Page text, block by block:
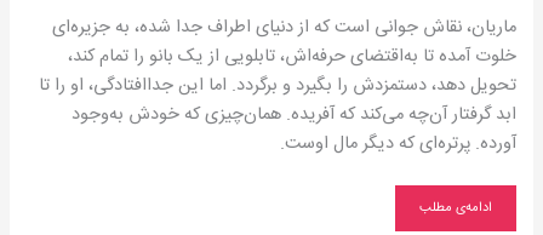
ماریان، نقاش جوانی است که از دنیای اطراف جدا شده، به جزیره‌ای
خلوت آمده تا به‌اقتضای حرفه‌اش، تابلویی از یک بانو را تمام کند،
تحویل دهد، دستمزدش را بگیرد و برگردد. اما این جداافتادگی، او را تا
ابد گرفتار آن‌چه می‌کند که آفریده. همان‌چیزی که خودش به‌وجود
آورده. پرتره‌ای که دیگر مال اوست.
ادامه‌ی مطلب